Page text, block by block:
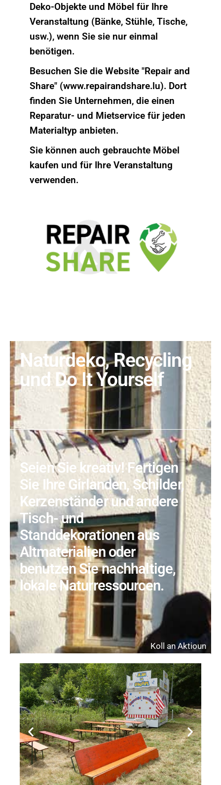
Deko-Objekte und Möbel für Ihre
Veranstaltung (Bänke, Stühle, Tische,
usw.), wenn Sie sie nur einmal
benötigen.
Besuchen Sie die Website "Repair and
Share" (www.repairandshare.lu). Dort
finden Sie Unternehmen, die einen
Reparatur- und Mietservice für jeden
Materialtyp anbieten.
Sie können auch gebrauchte Möbel
kaufen und für Ihre Veranstaltung
verwenden.
Naturdeko, Recycling
und Do It Yourself
Seien Sie kreativ! Fertigen
Sie Ihre Girlanden, Schilder,
Kerzenständer und andere
Tisch- und
Standdekorationen aus
Altmaterialien oder
benutzen Sie nachhaltige,
lokale Naturressourcen.
Koll an Aktioun